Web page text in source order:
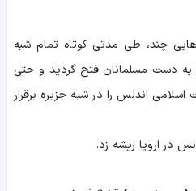
چند، طى مدتی كوتاه تمام شبه
) به دست مسلمانان فتح گرديد و حتى
اندلس را در شبه جزيره برقرار
در اروپا ریشه زد.